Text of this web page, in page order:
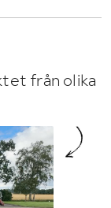
från olika